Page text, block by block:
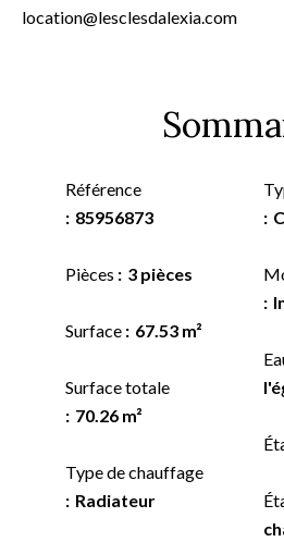
location@lesclesdalexia.com
Référence
85956873
Pièces 3 pièces
Surface 67.53 m²
Surface totale
70.26 m²
Type de chauffage
Radiateur